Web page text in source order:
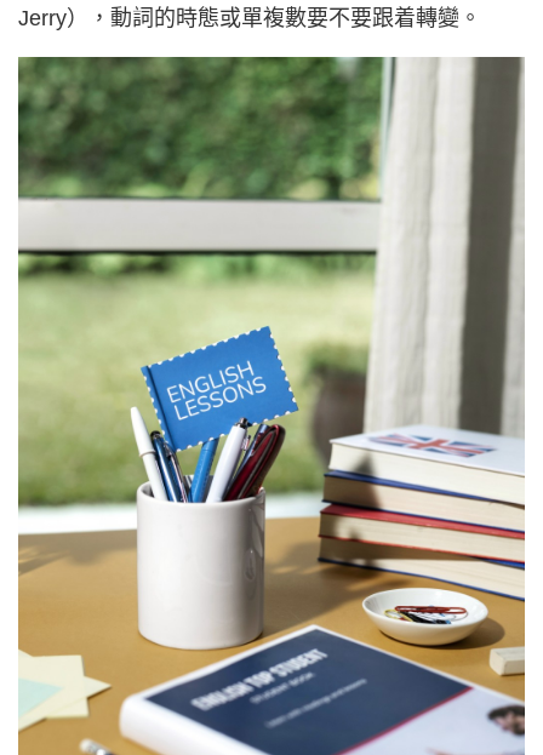
Jerry），動詞的時態或單複數要不要跟着轉變。